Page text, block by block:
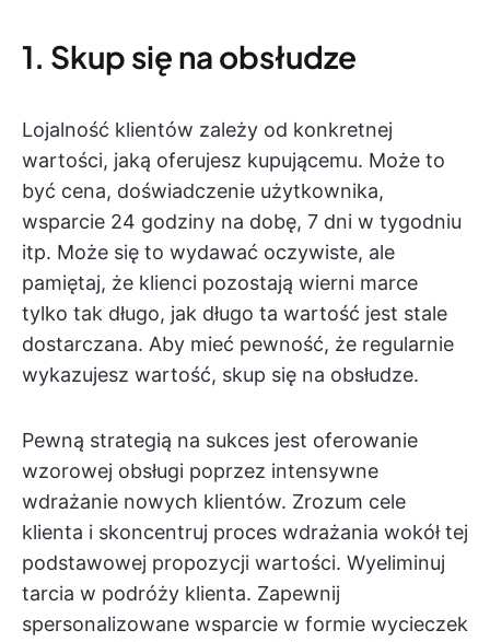
1. Skup się na obsłudze
Lojalność klientów zależy od konkretnej
wartości, jaką oferujesz kupującemu. Może to
być cena, doświadczenie użytkownika,
wsparcie 24 godziny na dobę, 7 dni w tygodniu
itp. Może się to wydawać oczywiste, ale
pamiętaj, że klienci pozostają wierni marce
tylko tak długo, jak długo ta wartość jest stale
dostarczana. Aby mieć pewność, że regularnie
wykazujesz wartość, skup się na obsłudze.
Pewną strategią na sukces jest oferowanie
wzorowej obsługi poprzez intensywne
wdrażanie nowych klientów. Zrozum cele
klienta i skoncentruj proces wdrażania wokół tej
podstawowej propozycji wartości. Wyeliminuj
tarcia w podróży klienta. Zapewnij
spersonalizowane wsparcie w formie wycieczek